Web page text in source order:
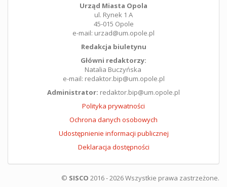
Urząd Miasta Opola
ul. Rynek 1 A
45-015 Opole
e-mail: urzad@um.opole.pl
Redakcja biuletynu
Główni redaktorzy:
Natalia Buczyńska
e-mail: redaktor.bip@um.opole.pl
Administrator: redaktor.bip@um.opole.pl
Polityka prywatności
Ochrona danych osobowych
Udostępnienie informacji publicznej
Deklaracja dostępności
© SISCO 2016 - 2026 Wszystkie prawa zastrzeżone.